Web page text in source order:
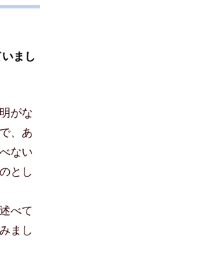
まし
がな
、あ
ない
とし
べて
まし